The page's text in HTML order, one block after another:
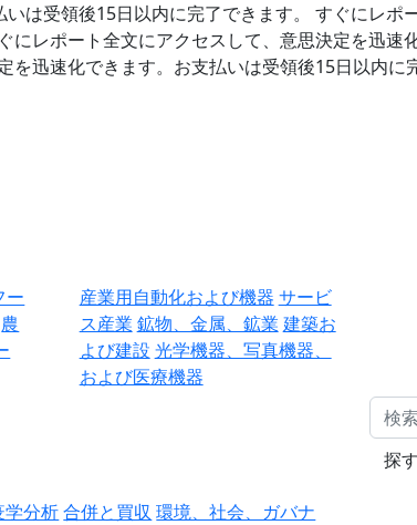
は受領後15日以内に完了できます。
すぐにレポ
にレポート全文にアクセスして、意思決定を迅速
迅速化できます。お支払いは受領後15日以内に
ー
農
産業用自動化および機器 サービ
ス産業 鉱物、金属、鉱業 建築お
よび建設 光学機器、写真機器、
および医療機器
学分析合併と買収 環境、社会、ガバナ
探す